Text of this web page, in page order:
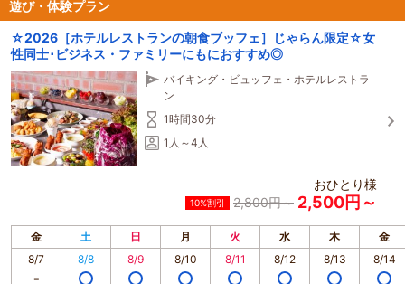
お客様にはご不便をおかけいたしますが、何卒ご理解賜りますようお願い申し
上げます。
今後とも変わらぬご愛顧のほど、よろしくお願いいたします。
渋谷東急REIホテル
レストラン ハシュハシュ
アクセス至便な渋谷駅より徒歩2分、B1Fにあるレストラン「HUSH HUSH」。
「Shibuya Living」をコンセプトにショッピングの合間やアフターワークな
ど、ご家族やご友人とカジュアルにお過ごしいただけるレストランです。渋谷
とは思えないくつろぎの空間で、大切な方との心地よいひとときをお過ごしく
遊び・体験プラン
☆2026［ホテルレストランの朝食ブッフェ］じゃらん限定☆女
性同士･ビジネス・ファミリーにもにおすすめ◎
バイキング・ビュッフェ・ホテルレストラ
ン
1時間30分
1人～4人
おひとり様
10%割引 2,800円～ 2,500円～
金 土 日 月 火 水 木
金
8/7
8/8 8/9 8/10 8/11 8/12 8/13 8/14